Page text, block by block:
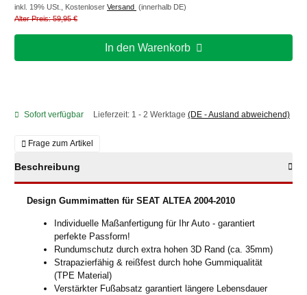
inkl. 19% USt., Kostenloser Versand (innerhalb DE)
Alter Preis: 59,95 €
In den Warenkorb
Sofort verfügbar Lieferzeit: 1 - 2 Werktage (DE - Ausland abweichend)
Frage zum Artikel
Beschreibung
Design Gummimatten für SEAT ALTEA 2004-2010
Individuelle Maßanfertigung für Ihr Auto - garantiert
perfekte Passform!
Rundumschutz durch extra hohen 3D Rand (ca. 35mm)
Strapazierfähig & reißfest durch hohe Gummiqualität
(TPE Material)
Verstärkter Fußabsatz garantiert längere Lebensdauer